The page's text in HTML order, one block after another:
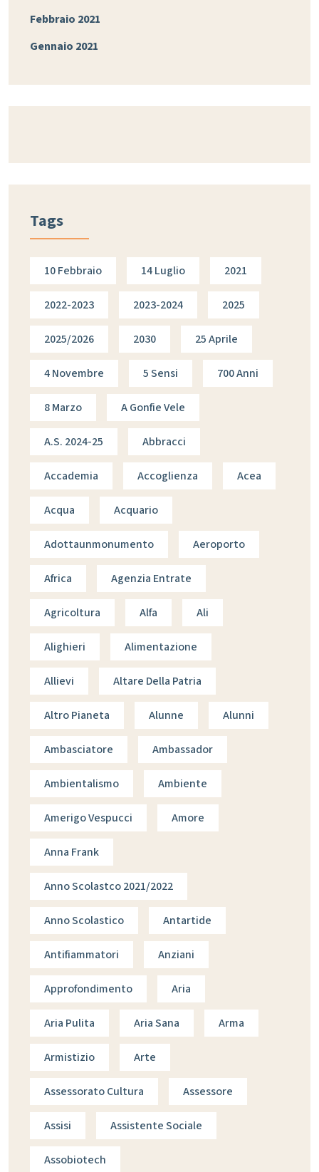
Febbraio 2021
Gennaio 2021
Tags
10 Febbraio 14 Luglio 2021
2022-2023 2023-2024 2025
2025/2026 2030 25 Aprile
4 Novembre 5 Sensi 700 Anni
8 Marzo A Gonfie Vele
A.s. 2024-25 Abbracci
Accademia Accoglienza Acea
Acqua Acquario
Adottaunmonumento Aeroporto
Africa Agenzia Entrate
Agricoltura Alfa Ali
Alighieri Alimentazione
Allievi Altare Della Patria
Altro Pianeta Alunne Alunni
Ambasciatore Ambassador
Ambientalismo Ambiente
Amerigo Vespucci Amore
Anna Frank
Anno Scolastco 2021/2022
Anno Scolastico Antartide
Antifiammatori Anziani
Approfondimento Aria
Aria Pulita Aria Sana Arma
Armistizio Arte
Assessorato Cultura Assessore
Assisi Assistente Sociale
Assobiotech